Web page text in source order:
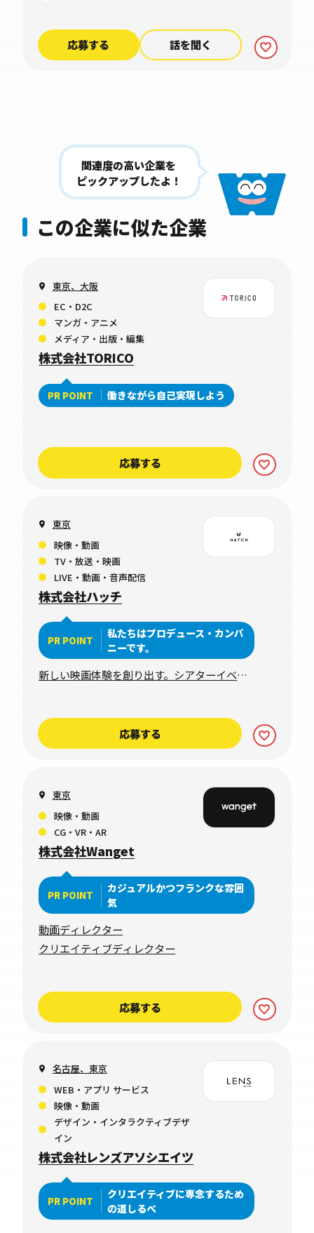
応募する 話を聞く
この企業に似た企業
関連度の高い企業を
ピックアップしたよ！
東京、大阪
EC・D2C
マンガ・アニメ
メディア・出版・編集
株式会社TORICO
PR POINT 働きながら自己実現しよう
応募する
東京
映像・動画
TV・放送・映画
LIVE・動画・音声配信
株式会社ハッチ
PR POINT
私たちはプロデュース・カンパ
ニーです。
新しい映画体験を創り出す。シアターイベン
応募する
東京
映像・動画
CG・VR・AR
株式会社Wanget
PR POINT
カジュアルかつフランクな雰囲
気
動画ディレクター
クリエイティブディレクター
応募する
名古屋、東京
WEB・アプリ サービス
映像・動画
デザイン・インタラクティブデザ
イン
株式会社レンズアソシエイツ
PR POINT
クリエイティブに専念するため
の道しるべ